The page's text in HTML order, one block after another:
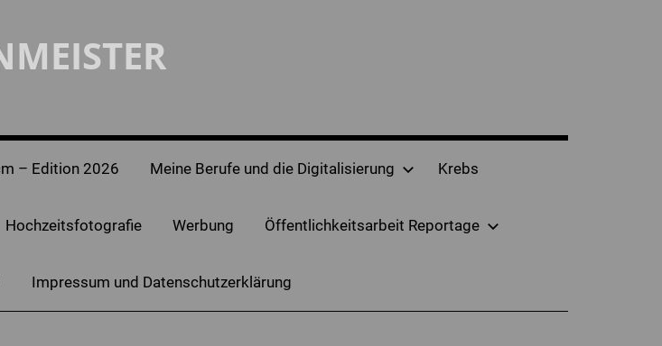
– Edition 2026 Meine Berufe und die Digitalisierung Krebs
Hochzeitsfotografie Werbung Öffentlichkeitsarbeit Reportage
Impressum und Datenschutzerklärung